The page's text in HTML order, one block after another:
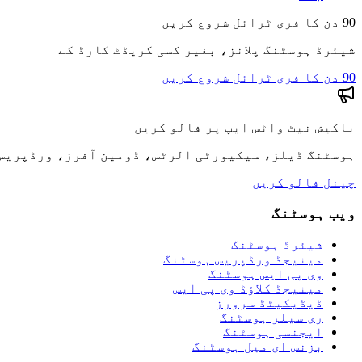
90 دن کا فری ٹرائل شروع کریں
شیئرڈ ہوسٹنگ پلانز، بغیر کسی کریڈٹ کارڈ کے
90 دن کا فری ٹرائل شروع کریں
باکیش نیٹ واٹس ایپ پر فالو کریں
ہوسٹنگ ڈیلز، سیکیورٹی الرٹس، ڈومین آفرز،
چینل فالو کریں
ویب ہوسٹنگ
شیئرڈ ہوسٹنگ
مینیجڈ ورڈپریس ہوسٹنگ
وی پی ایس ہوسٹنگ
مینیجڈ کلاؤڈ وی پی ایس
ڈیڈیکیٹڈ سرورز
ری سیلر ہوسٹنگ
ایجنسی ہوسٹنگ
بزنس ای میل ہوسٹنگ